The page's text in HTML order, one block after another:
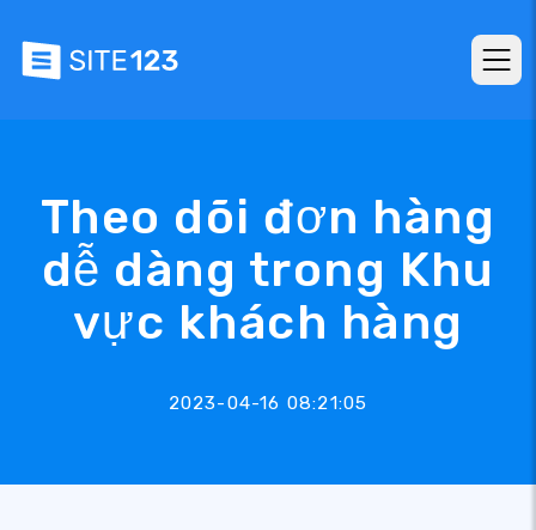
Theo dõi đơn hàng
dễ dàng trong Khu
vực khách hàng
2023-04-16 08:21:05